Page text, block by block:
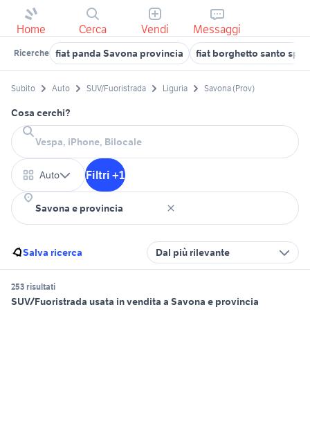
Home Cerca Vendi Messaggi
Ricerche fiat panda Savona provincia fiat borghetto santo
Subito Auto SUV/Fuoristrada Liguria Savona (Prov)
Cosa cerchi?
Auto Filtri +1
Salva ricerca Dal più rilevante
253 risultati
SUV/Fuoristrada usata in vendita a Savona e provincia